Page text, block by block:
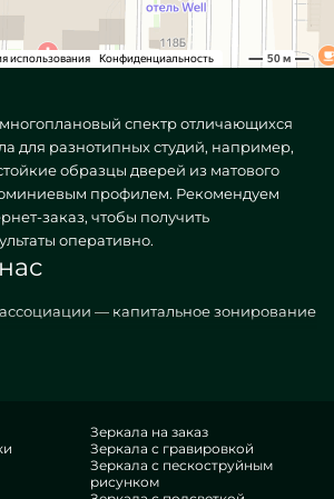
спектр отличающихся
для разнотипных студий, например,
образцы дверей из матового
профилем. Рекомендуем
заказ, чтобы получить
оперативно.
— капитальное зонирование
пример — двери из матового
MILONYA, вы однозначно
совершенный артикул, с
не поддающийся типовым
Зеркала на заказ
Зеркала с гравировкой
Зеркала с пескоструйным
рисунком